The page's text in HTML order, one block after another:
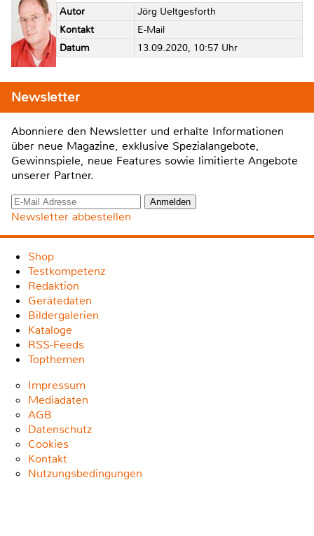
Autor
Jörg Ueltgesforth
Kontakt
E-Mail
Datum
13.09.2020, 10:57 Uhr
Newsletter
Abonniere den Newsletter und erhalte Informationen
über neue Magazine, exklusive Spezialangebote,
Gewinnspiele, neue Features sowie limitierte Angebote
unserer Partner.
Newsletter abbestellen
Shop
Testkompetenz
Redaktion
Gerätedaten
Bildergalerien
Kataloge
RSS-Feeds
Topthemen
Impressum
Mediadaten
AGB
Datenschutz
Cookies
Kontakt
Nutzungsbedingungen